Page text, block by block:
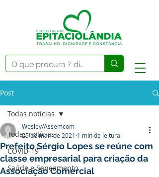
Post
Todas notícias
COVID-19
Saúde e Saneamento
Todas notícias
Prefeito Sérgio Lopes se reúne com
classe empresarial para criação da
Associação Comercial
Wesley/Assemcom
25 de mar. de 2021 1 min de leitura